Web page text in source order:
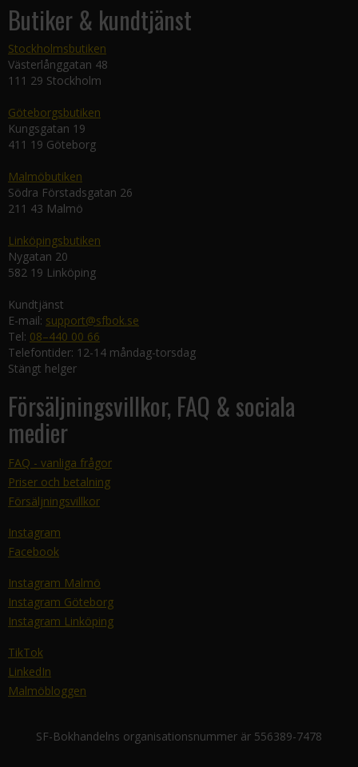
Butiker & kundtjänst
Stockholmsbutiken
Västerlånggatan 48
111 29 Stockholm
Göteborgsbutiken
Kungsgatan 19
411 19 Göteborg
Malmöbutiken
Södra Förstadsgatan 26
211 43 Malmö
Linköpingsbutiken
Nygatan 20
582 19 Linköping
Kundtjänst
E-mail: support@sfbok.se
Tel: 08–440 00 66
Telefontider: 12-14 måndag-torsdag
Stängt helger
Försäljningsvillkor, FAQ & sociala
medier
FAQ - vanliga frågor
Priser och betalning
Försäljningsvillkor
Instagram
Facebook
Instagram Malmö
Instagram Göteborg
Instagram Linköping
TikTok
LinkedIn
Malmöbloggen
SF-Bokhandelns organisationsnummer är 556389-7478